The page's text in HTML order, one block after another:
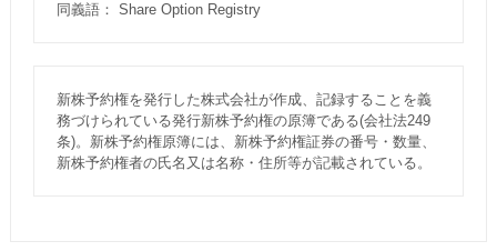
同義語： Share Option Registry
新株予約権を発行した株式会社が作成、記録することを義
務づけられている発行新株予約権の原簿である(会社法249
条)。新株予約権原簿には、新株予約権証券の番号・数量、
新株予約権者の氏名又は名称・住所等が記載されている。